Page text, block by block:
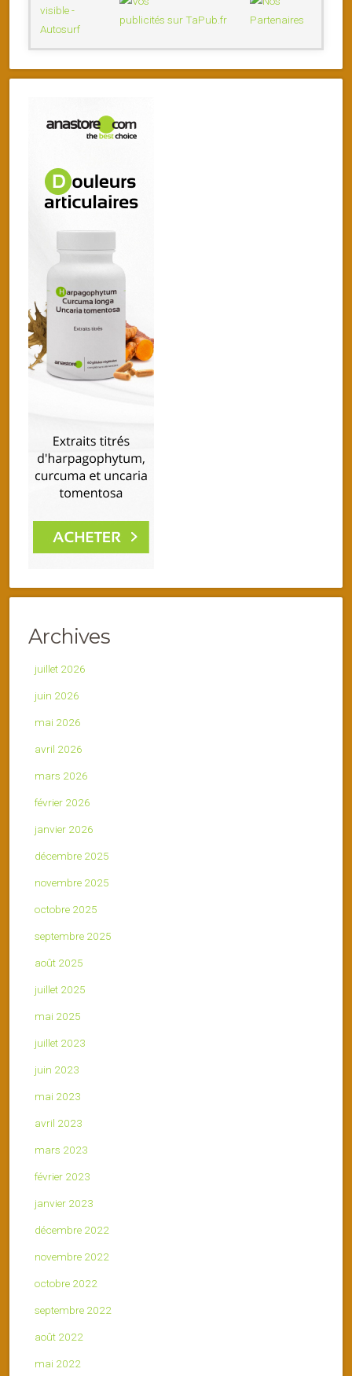
Archives
juillet 2026
juin 2026
mai 2026
avril 2026
mars 2026
février 2026
janvier 2026
décembre 2025
novembre 2025
octobre 2025
septembre 2025
août 2025
juillet 2025
mai 2025
juillet 2023
juin 2023
mai 2023
avril 2023
mars 2023
février 2023
janvier 2023
décembre 2022
novembre 2022
octobre 2022
septembre 2022
août 2022
mai 2022